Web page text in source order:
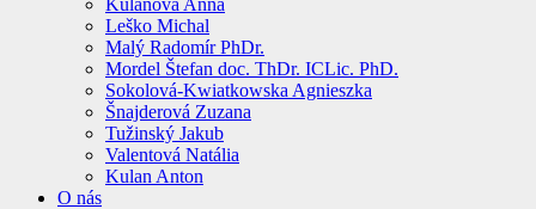
Kulanová Anna
Leško Michal
Malý Radomír PhDr.
Mordel Štefan doc. ThDr. ICLic. PhD.
Sokolová-Kwiatkowska Agnieszka
Šnajderová Zuzana
Tužinský Jakub
Valentová Natália
Kulan Anton
O nás